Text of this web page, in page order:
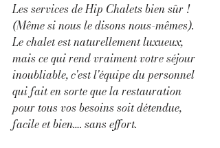
Les services de Hip Chalets bien sûr !
(Même si nous le disons nous-mêmes).
Le chalet est naturellement luxueux,
mais ce qui rend vraiment votre séjour
inoubliable, c'est l'équipe du personnel
qui fait en sorte que la restauration
pour tous vos besoins soit détendue,
facile et bien…. sans effort.